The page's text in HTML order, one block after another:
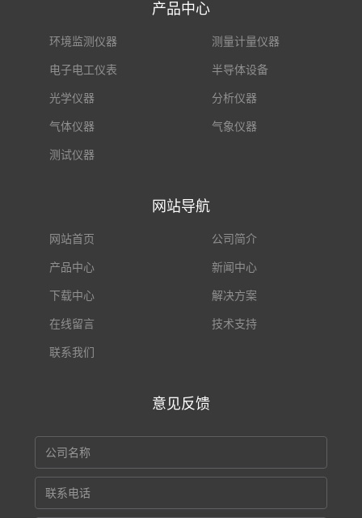
产品中心
环境监测仪器 测量计量仪器
电子电工仪表 半导体设备
光学仪器 分析仪器
气体仪器 气象仪器
测试仪器
网站导航
网站首页 公司简介
产品中心 新闻中心
下载中心 解决方案
在线留言 技术支持
联系我们
意见反馈